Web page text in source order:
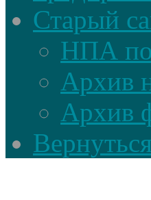
Старый
НПА по
Архив
Архив